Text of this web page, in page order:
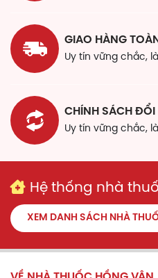
Cách dùng
Liều khuyến cáo hàng
chính với nhiều nước.
Phụ nữ mang thai và
có con.
Tác dụng phụ
Lưu ý
trong ngày.
Việc bổ sung sản
Khuyến khích thực
GIAO HÀNG
Uy tín vững chắc,
CHÍNH SÁCH ĐỔI
Uy tín vững chắc,
Hệ thống nhà
XEM DANH SÁCH NHÀ